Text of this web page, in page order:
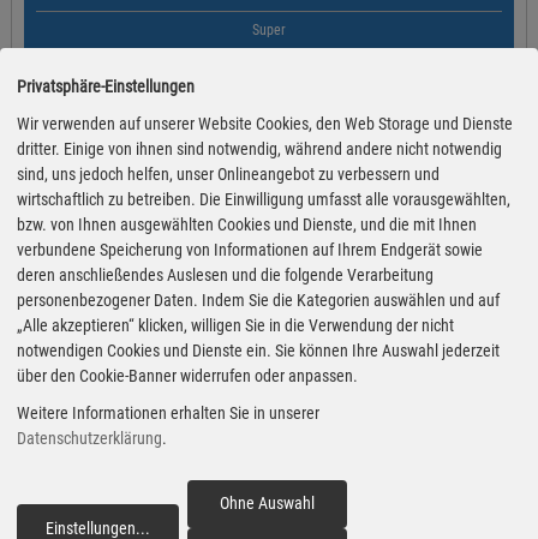
Super
Erholungsheim Straße 4
37586 Dassel
Super Preise in Arholzen
Bester Super E10 Preis in
Arholzen
2.008€
Super E10
Raiffeisen
37586 Dassel
Super E10 Preise in Arholzen
Preiswerter tanken - finden Sie die günstigsten Benzin und Diesel
Preise in Ihrer Stadt
Privatsphäre-Einstellungen
Wir verwenden auf unserer Website Cookies, den Web Storage und Dienste
dritter. Einige von ihnen sind notwendig, während andere nicht notwendig
sind, uns jedoch helfen, unser Onlineangebot zu verbessern und
wirtschaftlich zu betreiben. Die Einwilligung umfasst alle vorausgewählten,
bzw. von Ihnen ausgewählten Cookies und Dienste, und die mit Ihnen
verbundene Speicherung von Informationen auf Ihrem Endgerät sowie
deren anschließendes Auslesen und die folgende Verarbeitung
personenbezogener Daten. Indem Sie die Kategorien auswählen und auf
„Alle akzeptieren“ klicken, willigen Sie in die Verwendung der nicht
notwendigen Cookies und Dienste ein. Sie können Ihre Auswahl jederzeit
über den Cookie-Banner widerrufen oder anpassen.
Weitere Informationen erhalten Sie in unserer
Datenschutzerklärung.
Einstellungen...
Ohne Auswahl